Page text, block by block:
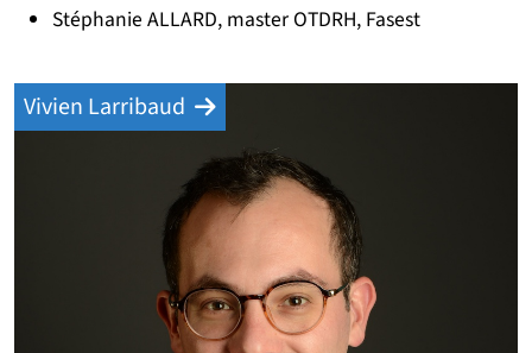
Stéphanie ALLARD, master OTDRH, Fasest
Vivien Larribaud